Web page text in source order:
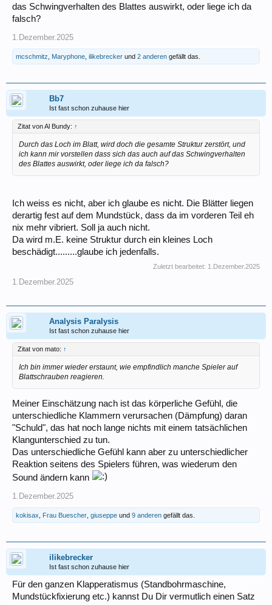
das Schwingverhalten des Blattes auswirkt, oder liege ich da
falsch?
1.Dezember.2025
mcschmitz Maryphone ilikebrecker und 2 anderen gefällt das.
Bb7
Ist fast schon zuhause hier
Zitat von Al Bundy: ↑
Durch das Loch im Blatt, wird doch die gesamte Struktur zerstört, und
ich kann mir vorstellen dass sich das auch auf das Schwingverhalten
des Blattes auswirkt, oder liege ich da falsch?
Ich weiss es nicht, aber ich glaube es nicht. Die Blätter liegen
derartig fest auf dem Mundstück, dass da im vorderen Teil eh
nix mehr vibriert. Soll ja auch nicht.
Da wird m.E. keine Struktur durch ein kleines Loch
beschädigt.........glaube ich jedenfalls.
Zuletzt bearbeitet: 1.Dezember.2025
1.Dezember.2025
Analysis Paralysis
Ist fast schon zuhause hier
Zitat von mato: ↑
Ich bin immer wieder erstaunt, wie empfindlich manche Spieler auf
Blattschrauben reagieren.
Meiner Einschätzung nach ist das körperliche Gefühl, die
unterschiedliche Klammern verursachen (Dämpfung) daran
"Schuld", das hat noch lange nichts mit einem tatsächlichen
Klangunterschied zu tun.
Das unterschiedliche Gefühl kann aber zu unterschiedlicher
Reaktion seitens des Spielers führen, was wiederum den
Sound ändern kann
1.Dezember.2025
kokisax Frau Buescher giuseppe und 9 anderen gefällt das.
ilikebrecker
Ist fast schon zuhause hier
Für den ganzen Klapperatismus (Standbohrmaschine,
Mundstückfixierung etc.) kannst Du Dir vermutlich einen Satz